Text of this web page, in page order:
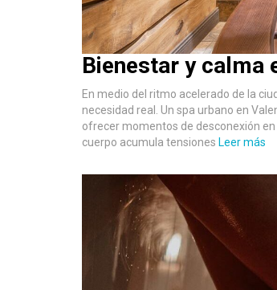
Bienestar y calma
En medio del ritmo acelerado de la
necesidad real. Un spa urbano en
ofrecer momentos de desconexión
cuerpo acumula tensiones Leer más